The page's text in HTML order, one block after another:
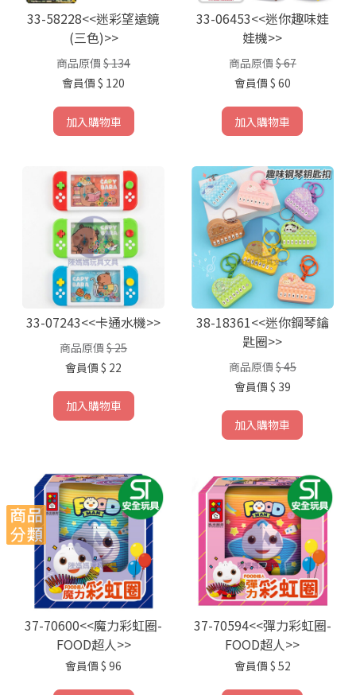
33-58228<<迷彩望遠鏡
(三色)>>
商品原價 $ 134
會員價 $ 120
加入購物車
33-06453<<迷你趣味娃
娃機>>
商品原價 $ 67
會員價 $ 60
加入購物車
33-07243<<卡通水機>>
商品原價 $ 25
會員價 $ 22
加入購物車
38-18361<<迷你鋼琴鑰
匙圈>>
商品原價 $ 45
會員價 $ 39
加入購物車
37-70600<<魔力彩虹圈-
FOOD超人>>
會員價 $ 96
37-70594<<彈力彩虹圈-
FOOD超人>>
會員價 $ 52